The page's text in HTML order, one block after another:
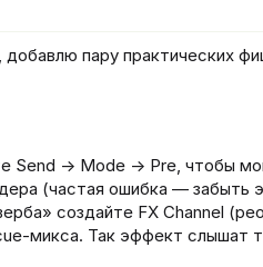
пару практических
Send → Mode → Pre, чтобы
(частая ошибка — забыть
создайте FX Channel
Так эффект слышат